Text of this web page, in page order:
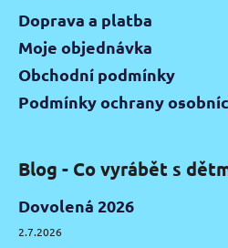
Doprava a platba
Moje objednávka
Obchodní podmínky
Podmínky ochrany
Blog - Co vyrábět s
Dovolená 2026
2.7.2026